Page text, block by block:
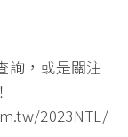
詢，或是關注
2023NTL/